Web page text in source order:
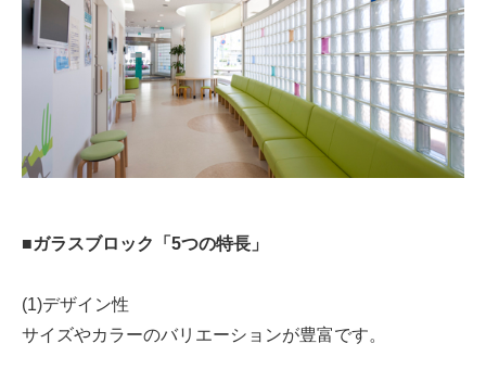
■ガラスブロック「5つの特長」
(1)デザイン性
サイズやカラーのバリエーションが豊富です。